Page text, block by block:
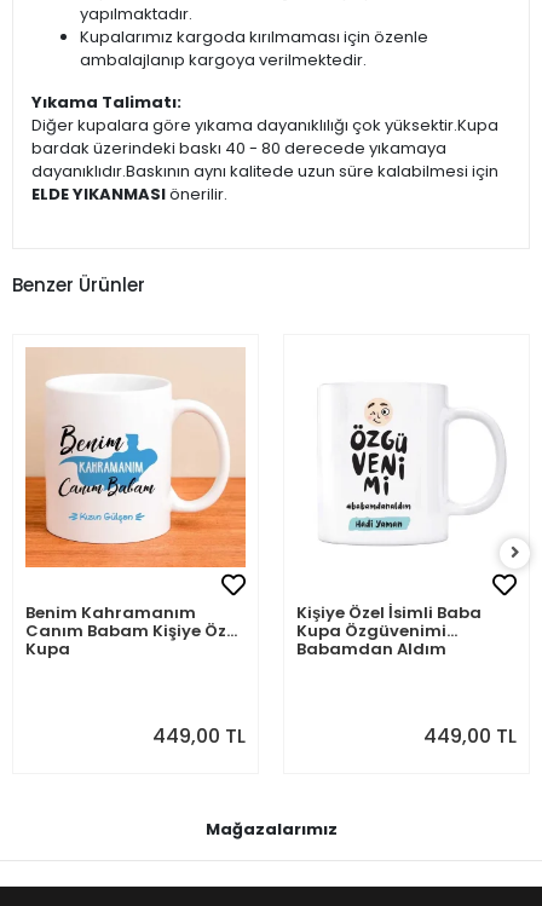
yapılmaktadır.
Kupalarımız kargoda kırılmaması için özenle
ambalajlanıp kargoya verilmektedir.
Yıkama Talimatı:
Diğer kupalara göre yıkama dayanıklılığı çok yüksektir.Kupa
bardak üzerindeki baskı 40 - 80 derecede yıkamaya
dayanıklıdır.Baskının aynı kalitede uzun süre kalabilmesi için
ELDE YIKANMASIönerilir.
Benzer Ürünler
Benim Kahramanım
Canım Babam Kişiye Özel
Kupa
449,00 TL
Kişiye Özel İsimli Baba
Kupa Özgüvenimi
Babamdan Aldım
449,00 TL
Mağazalarımız